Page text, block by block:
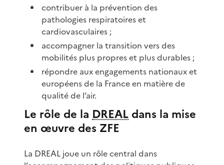
contribuer à la prévention des
pathologies respiratoires et
cardiovasculaires ;
accompagner la transition vers des
mobilités plus propres et plus durables ;
répondre aux engagements nationaux et
européens de la France en matière de
qualité de l’air.
Le rôle de la DREAL dans la mise
en œuvre des ZFE
La DREAL joue un rôle central dans